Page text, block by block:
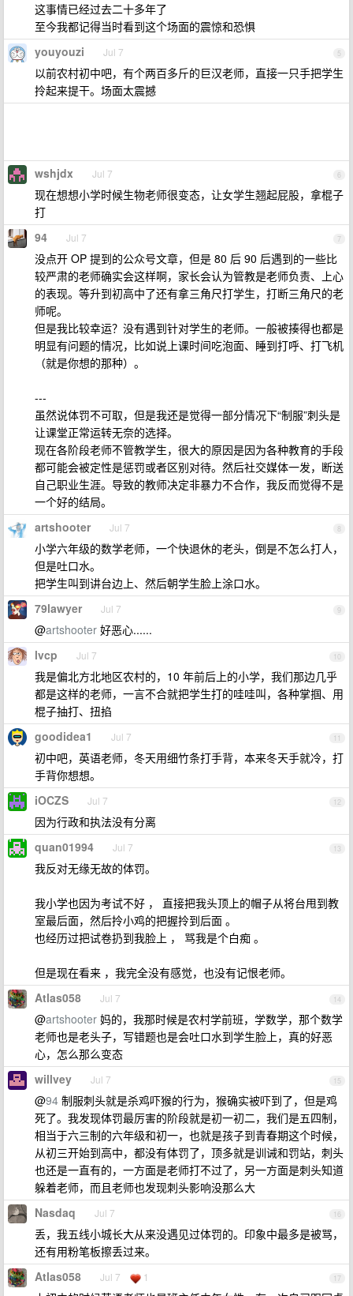
这事情已经过去二十多年了
至今我都记得当时看到这个场面的震惊和恐惧
5
youyouzi Jul 7
以前农村初中吧，有个两百多斤的巨汉老师，直接一只手把学生
拎起来提干。场面太震撼
6
wshjdx Jul 7
现在想想小学时候生物老师很变态，让女学生翘起屁股，拿棍子
打
7
94 Jul 7
没点开 OP 提到的公众号文章，但是 80 后 90 后遇到的一些比
较严肃的老师确实会这样啊，家长会认为管教是老师负责、上心
的表现。等升到初高中了还有拿三角尺打学生，打断三角尺的老
师呢。
但是我比较幸运？没有遇到针对学生的老师。一般被揍得也都是
明显有问题的情况，比如说上课时间吃泡面、睡到打呼、打飞机
（就是你想的那种）。
---
虽然说体罚不可取，但是我还是觉得一部分情况下“制服”刺头是
让课堂正常运转无奈的选择。
现在各阶段老师不管教学生，很大的原因是因为各种教育的手段
都可能会被定性是惩罚或者区别对待。然后社交媒体一发，断送
自己职业生涯。导致的教师决定非暴力不合作，我反而觉得不是
一个好的结局。
8
artshooter Jul 7
小学六年级的数学老师，一个快退休的老头，倒是不怎么打人，
但是吐口水。
把学生叫到讲台边上、然后朝学生脸上涂口水。
9
79lawyer Jul 7
@artshooter 好恶心......
10
lvcp Jul 7
我是偏北方北地区农村的，10 年前后上的小学，我们那边几乎
都是这样的老师，一言不合就把学生打的哇哇叫，各种掌掴、用
棍子抽打、扭掐
11
goodidea1 Jul 7
初中吧，英语老师，冬天用细竹条打手背，本来冬天手就冷，打
手背你想想。
12
iOCZS Jul 7
因为行政和执法没有分离
13
quan01994 Jul 7
我反对无缘无故的体罚。
我小学也因为考试不好 ， 直接把我头顶上的帽子从将台甩到教
室最后面，然后拎小鸡的把握拎到后面 。
也经历过把试卷扔到我脸上 ， 骂我是个白痴 。
但是现在看来 ，我完全没有感觉，也没有记恨老师。
14
Atlas058 Jul 7
@artshooter 妈的，我那时候是农村学前班，学数学，那个数学
老师也是老头子，写错题也是会吐口水到学生脸上，真的好恶
心，怎么那么变态
15
willvey Jul 7
@94 制服刺头就是杀鸡吓猴的行为，猴确实被吓到了，但是鸡
死了。我发现体罚最厉害的阶段就是初一初二，我们是五四制，
相当于六三制的六年级和初一，也就是孩子到青春期这个时候，
从初三开始到高中，都没有体罚了，顶多就是训诫和罚站，刺头
也还是一直有的，一方面是老师打不过了，另一方面是刺头知道
躲着老师，而且老师也发现刺头影响没那么大
16
Nasdaq Jul 7
丢，我五线小城长大从来没遇见过体罚的。印象中最多是被骂，
还有用粉笔板擦丢过来。
17
Atlas058 Jul 7 1